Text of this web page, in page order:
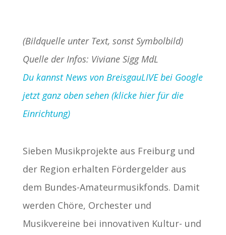
(Bildquelle unter Text, sonst Symbolbild)
Quelle der Infos: Viviane Sigg MdL
Du kannst News von BreisgauLIVE bei Google
jetzt ganz oben sehen (klicke hier für die
Einrichtung)
Sieben Musikprojekte aus Freiburg und
der Region erhalten Fördergelder aus
dem Bundes-Amateurmusikfonds. Damit
werden Chöre, Orchester und
Musikvereine bei innovativen Kultur- und